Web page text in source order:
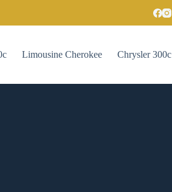
Limousine Cherokee Chrysler 300c